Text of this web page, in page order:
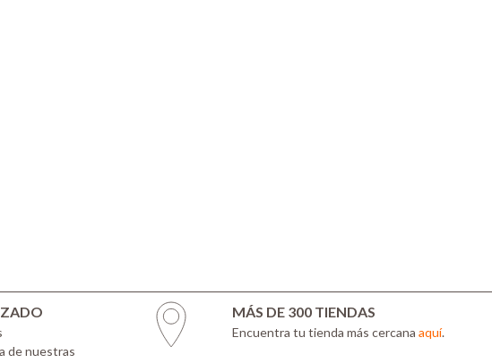
de nuestras
MÁS DE 300 TIENDAS
Encuentra tu tienda más cercana aquí.